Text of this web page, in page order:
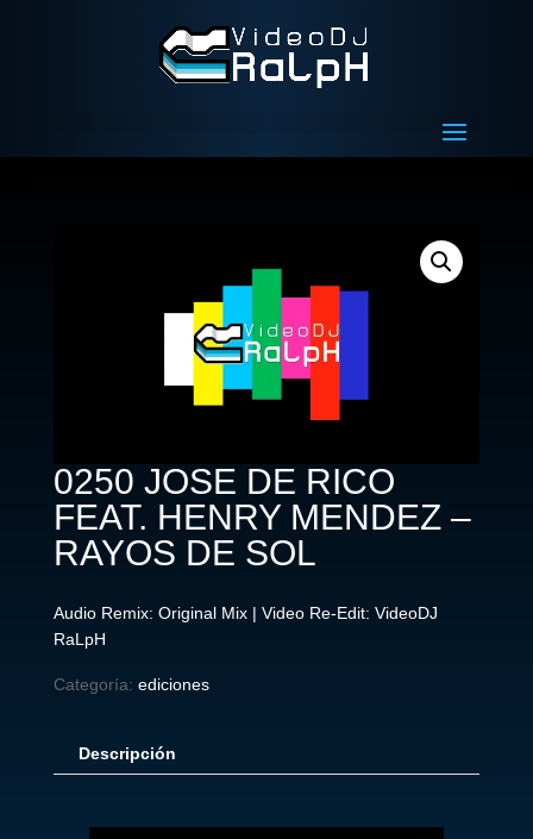
0250 JOSE DE RICO
FEAT. HENRY MENDEZ –
RAYOS DE SOL
Audio Remix: Original Mix | Video Re-Edit: VideoDJ
RaLpH
Categoría: ediciones
Descripción